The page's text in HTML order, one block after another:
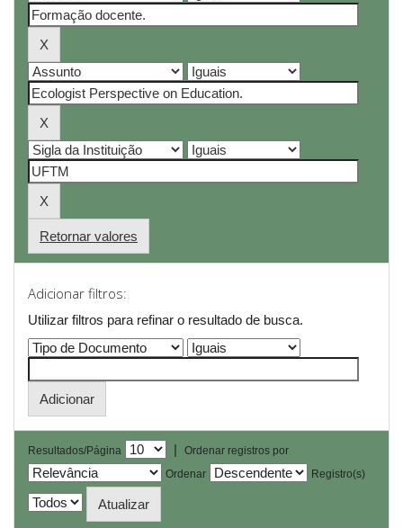
Retornar valores
Adicionar filtros:
Utilizar filtros para refinar o resultado de busca.
Resultados/Página |
Ordenar registros por
Ordenar
Registro(s)